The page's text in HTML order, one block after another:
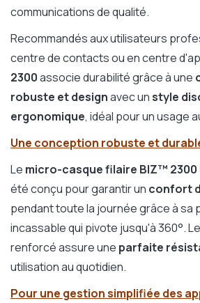
communications de qualité.
Recommandés aux utilisateurs
centre de contacts ou en centre
2300associe durabilité grâce à une
robuste et designavec unstyle
ergonomique, idéal pour un usage
Une conception robuste et
Le micro-casque filaire BIZ™ 2300
été conçu pour garantir un confort
pendant toute la journée grâce à sa
incassable qui pivote jusqu'à 360°.
renforcé assure une parfaite
utilisation au quotidien.
Pour une gestion simplifiée des